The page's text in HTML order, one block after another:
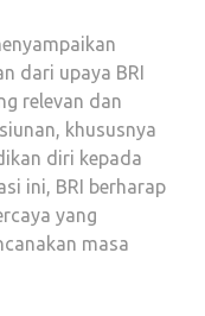
dari upaya BRI
relevan dan
khususnya
diri kepada
ini, BRI berharap
yang
masa